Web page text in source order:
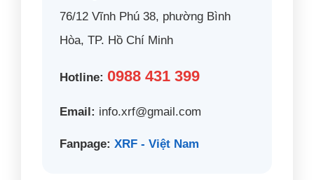
76/12 Vĩnh Phú 38, phường Bình
Hòa, TP. Hồ Chí Minh
Hotline: 0988 431 399
Email: info.xrf@gmail.com
Fanpage: XRF - Việt Nam